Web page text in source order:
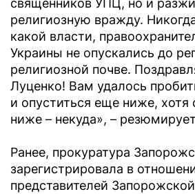
священников УПЦ, но и
религиозную вражду.
какой власти,
Украины не опускались до
религиозной почве.
Луценко! Вам удалось
и опуститься еще ниже, хотя
ниже – некуда», –
Ранее, прокуратура
зарегистрировала в
представителей